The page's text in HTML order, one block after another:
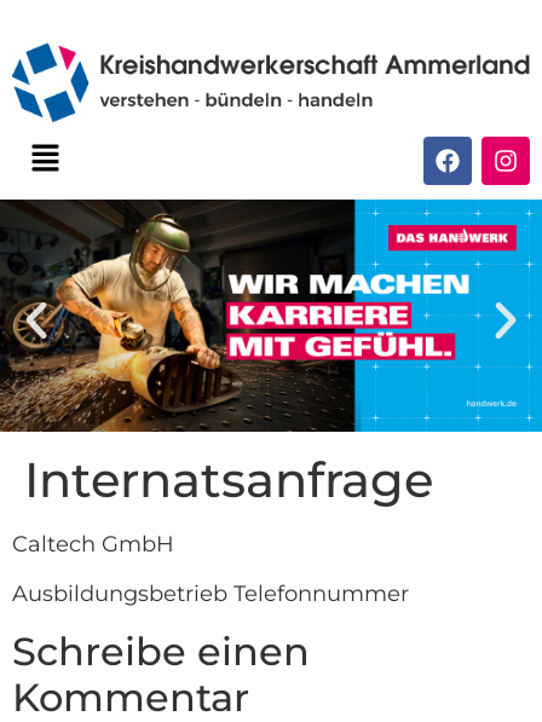
Internatsanfrage
Caltech GmbH
Ausbildungsbetrieb Telefonnummer
Schreibe einen
Kommentar